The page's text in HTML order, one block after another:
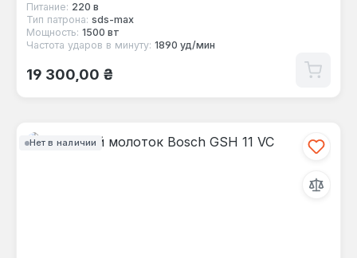
Питание: 220 в
Тип патрона: sds-max
Мощность: 1500 вт
Частота ударов в минуту: 1890 уд/мин
Обычная цена:
19 300,00 ₴
Нет в наличии